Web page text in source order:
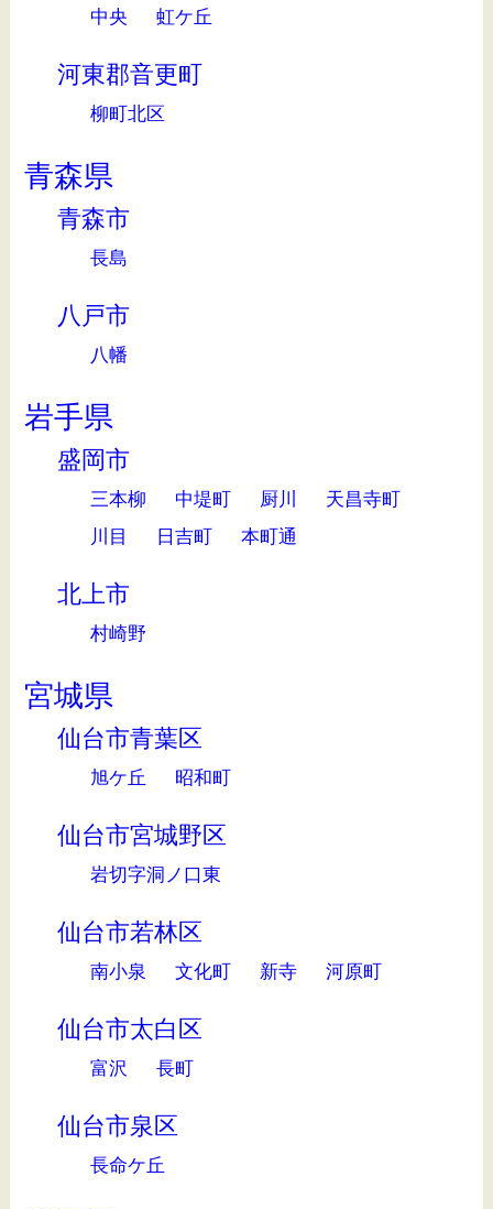
中央 虹ケ丘
河東郡音更町
柳町北区
青森県
青森市
長島
八戸市
八幡
岩手県
盛岡市
三本柳 中堤町 厨川
天昌寺町
川目
日吉町 本町通
北上市
村崎野
宮城県
仙台市青葉区
旭ケ丘 昭和町
仙台市宮城野区
岩切字洞ノ口東
仙台市若林区
南小泉 文化町 新寺 河原町
仙台市太白区
富沢 長町
仙台市泉区
長命ケ丘